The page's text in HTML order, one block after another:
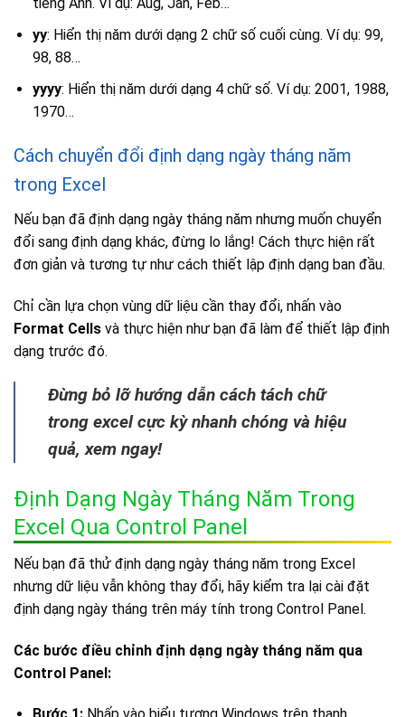
tiếng Anh. Ví dụ: Aug, Jan, Feb…
yy: Hiển thị năm dưới dạng 2 chữ số cuối cùng. Ví dụ: 99,
98, 88…
yyyy: Hiển thị năm dưới dạng 4 chữ số. Ví dụ: 2001, 1988,
1970…
Cách chuyển đổi định dạng ngày tháng năm
trong Excel
Nếu bạn đã định dạng ngày tháng năm nhưng muốn chuyển
đổi sang định dạng khác, đừng lo lắng! Cách thực hiện rất
đơn giản và tương tự như cách thiết lập định dạng ban đầu.
Chỉ cần lựa chọn vùng dữ liệu cần thay đổi, nhấn vào
Format Cells và thực hiện như bạn đã làm để thiết lập định
dạng trước đó.
Đừng bỏ lỡ hướng dẫn cách tách chữ
trong excel cực kỳ nhanh chóng và hiệu
quả, xem ngay!
Định Dạng Ngày Tháng Năm Trong
Excel Qua Control Panel
Nếu bạn đã thử định dạng ngày tháng năm trong Excel
nhưng dữ liệu vẫn không thay đổi, hãy kiểm tra lại cài đặt
định dạng ngày tháng trên máy tính trong Control Panel.
Các bước điều chỉnh định dạng ngày tháng năm qua
Control Panel: